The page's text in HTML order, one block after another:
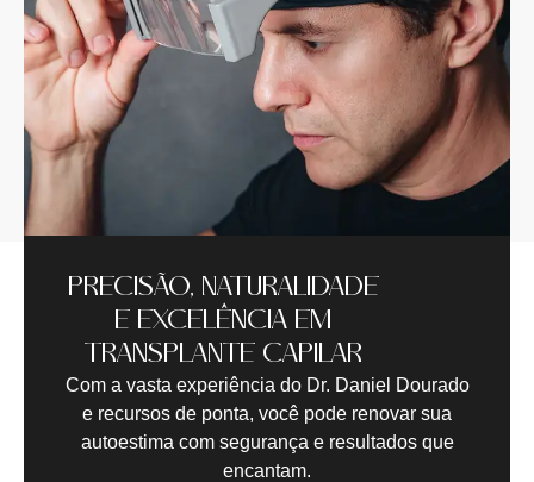
PRECISÃO, NATURALIDADE
E EXCELÊNCIA EM
TRANSPLANTE CAPILAR
Com a vasta experiência do Dr. Daniel Dourado
e recursos de ponta, você pode renovar sua
autoestima com segurança e resultados que
encantam.